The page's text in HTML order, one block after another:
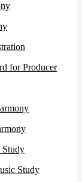
for Producer
Study